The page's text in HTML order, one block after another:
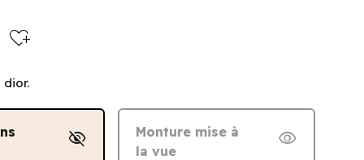
heart_plus
visibility_off
Monture mise à
la vue
visibility